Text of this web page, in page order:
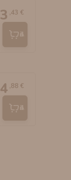
,43 €
Añadir
4 ,88 €
Añadir